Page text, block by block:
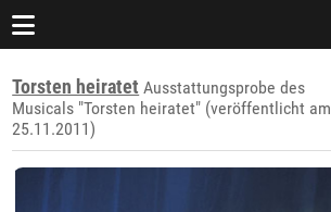
Torsten heiratet Ausstattungsprobe des
Musicals "Torsten heiratet" (veröffentlicht am
25.11.2011)